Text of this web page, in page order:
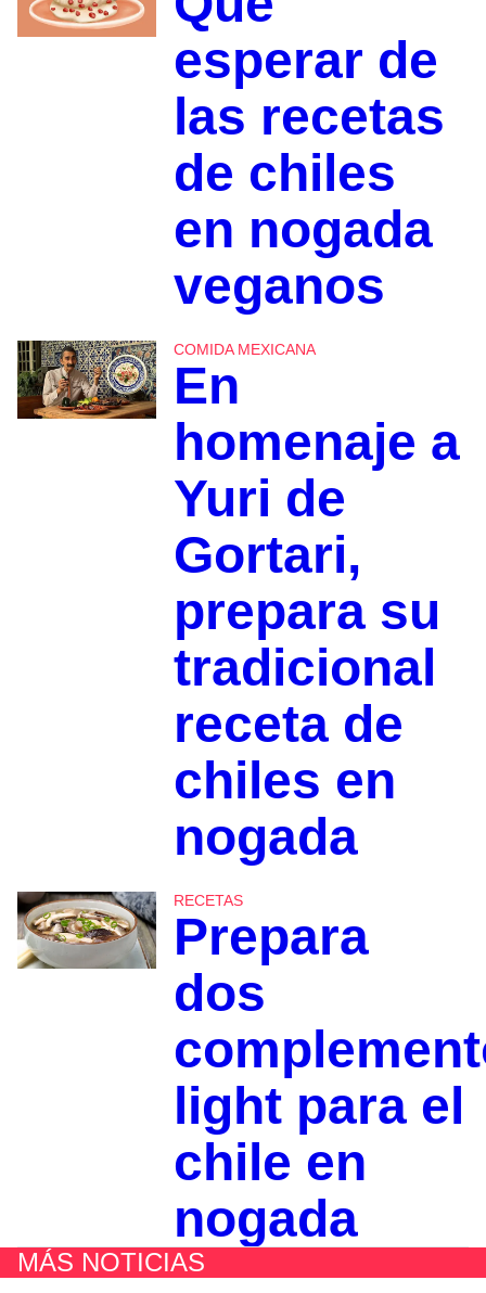
esperar de
las recetas
de chiles
en nogada
veganos
COMIDA MEXICANA
En
homenaje a
Yuri de
Gortari,
prepara su
tradicional
receta de
chiles en
nogada
RECETAS
Prepara
dos
light para el
chile en
nogada
MÁS NOTICIAS